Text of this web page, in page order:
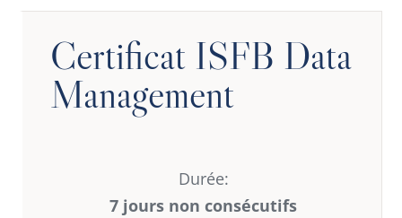
Certificat ISFB Data
Management
Durée:
7 jours non consécutifs